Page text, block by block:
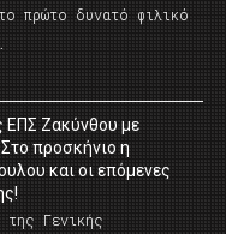
πρώτο δυνατό φιλικό
ΕΠΣ Ζακύνθου με
προσκήνιο η
και οι επόμενες
της Γενικής